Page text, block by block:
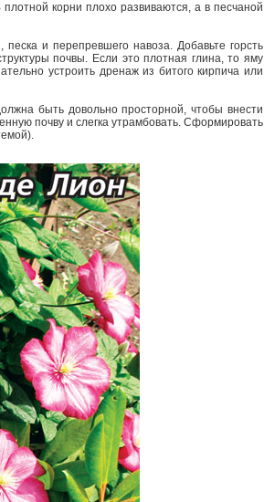
корни плохо развиваются, а в песчаной
и перепревшего навоза. Добавьте горсть
почвы. Если это плотная глина, то яму
устроить дренаж из битого кирпича или
быть довольно просторной, чтобы внести
почву и слегка утрамбовать. Сформировать